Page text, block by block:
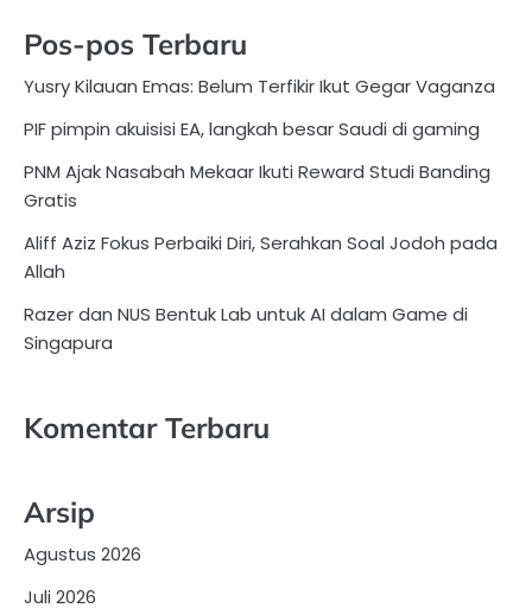
Pos-pos Terbaru
Yusry Kilauan Emas: Belum Terfikir Ikut Gegar Vaganza
PIF pimpin akuisisi EA, langkah besar Saudi di gaming
PNM Ajak Nasabah Mekaar Ikuti Reward Studi Banding
Gratis
Aliff Aziz Fokus Perbaiki Diri, Serahkan Soal Jodoh pada
Allah
Razer dan NUS Bentuk Lab untuk AI dalam Game di
Singapura
Komentar Terbaru
Arsip
Agustus 2026
Juli 2026